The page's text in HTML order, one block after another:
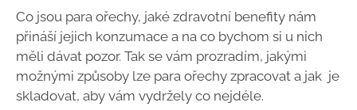
Co jsou para ořechy, jaké zdravotní benefity nám
přináší jejich konzumace a na co bychom si u nich
měli dávat pozor. Tak se vám prozradím, jakými
možnými způsoby lze para ořechy zpracovat a jak je
skladovat, aby vám vydržely co nejdéle.